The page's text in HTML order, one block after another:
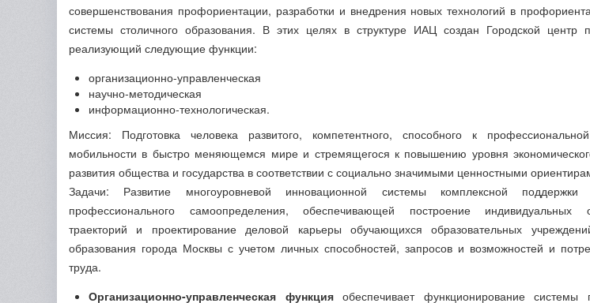
совершенствования профориентации, разработки и внедрения новых технологий в
системы столичного образования. В этих целях в структуре ИАЦ создан Городской центр
реализующий следующие функции:
организационно-управленческая
научно-методическая
информационно-технологическая.
Миссия: Подготовка человека развитого, компетентного, способного к
мобильности в быстро меняющемся мире и стремящегося к повышению уровня
развития общества и государства в соответствии с социально значимыми ценностными
Задачи: Развитие многоуровневой инновационной системы комплексной поддержки
профессионального самоопределения, обеспечивающей построение индивидуальных
траекторий и проектирование деловой карьеры обучающихся образовательных
образования города Москвы с учетом личных способностей, запросов и возможностей и
труда.
Организационно-управленческая функцияобеспечивает функционирование системы